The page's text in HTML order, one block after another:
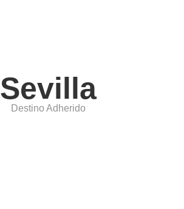
Sevilla
Destino Adherido